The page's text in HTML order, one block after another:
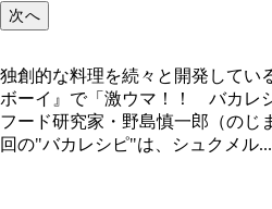
独創的な料理を続々と
次へ
独創的な料理を続々と開発してい
ボーイ』で「激ウマ！！ バカレ
フード研究家・野島慎一郎（のじ
回の"バカレシピ"は、シュクメル...